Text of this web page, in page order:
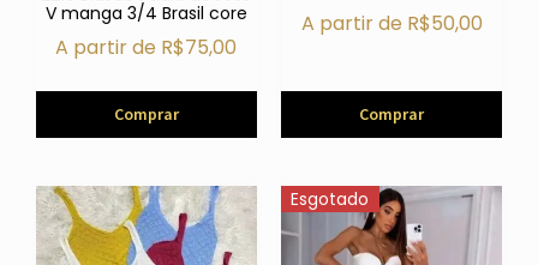
V manga 3/4 Brasil core
A partir de R$75,00
Comprar
A partir de R$50,00
Comprar
Esgotado